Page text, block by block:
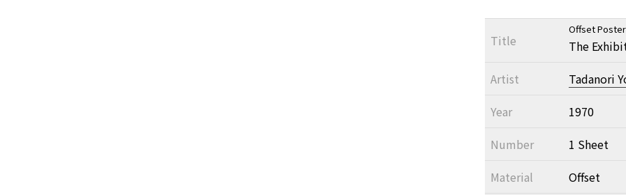
Title
Offset Poster
The
Artist
Tadanori
Year
1970
Number
1 Sheet
Material
Offset